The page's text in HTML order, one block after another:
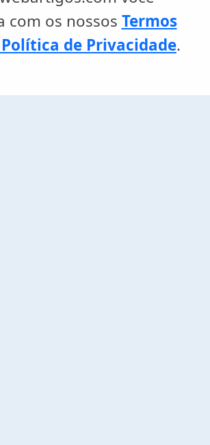
com os nossos Termos
Política de Privacidade.